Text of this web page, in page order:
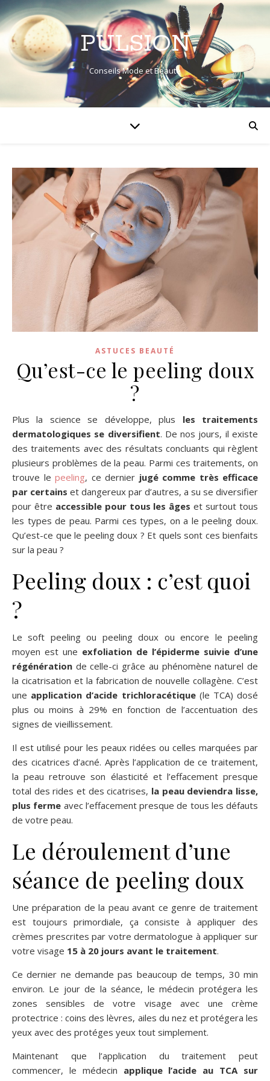
PULSION
Conseils Mode et Beauté
ASTUCES BEAUTÉ
Qu’est-ce le peeling doux
?
Plus la science se développe, plus les traitements
dermatologiques se diversifient. De nos jours, il existe
des traitements avec des résultats concluants qui règlent
plusieurs problèmes de la peau. Parmi ces traitements, on
trouve le peeling, ce dernier jugé comme très efficace
par certains et dangereux par d’autres, a su se diversifier
pour être accessible pour tous les âges et surtout tous
les types de peau. Parmi ces types, on a le peeling doux.
Qu’est-ce que le peeling doux ? Et quels sont ces bienfaits
sur la peau ?
Peeling doux : c’est quoi
?
Le soft peeling ou peeling doux ou encore le peeling
moyen est une exfoliation de l’épiderme suivie d’une
régénération de celle-ci grâce au phénomène naturel de
la cicatrisation et la fabrication de nouvelle collagène. C’est
une application d’acide trichloracétique(le TCA) dosé
plus ou moins à 29% en fonction de l’accentuation des
signes de vieillissement.
Il est utilisé pour les peaux ridées ou celles marquées par
des cicatrices d’acné. Après l’application de ce traitement,
la peau retrouve son élasticité et l’effacement presque
total des rides et des cicatrises, la peau deviendra lisse,
plus ferme avec l’effacement presque de tous les défauts
de votre peau.
Le déroulement d’une
séance de peeling doux
Une préparation de la peau avant ce genre de traitement
est toujours primordiale, ça consiste à appliquer des
crèmes prescrites par votre dermatologue à appliquer sur
votre visage 15 à 20 jours avant le traitement.
Ce dernier ne demande pas beaucoup de temps, 30 min
environ. Le jour de la séance, le médecin protégera les
zones sensibles de votre visage avec une crème
protectrice : coins des lèvres, ailes du nez et protégera les
yeux avec des protéges yeux tout simplement.
Maintenant que l’application du traitement peut
commencer, le médecin applique l’acide au TCA sur